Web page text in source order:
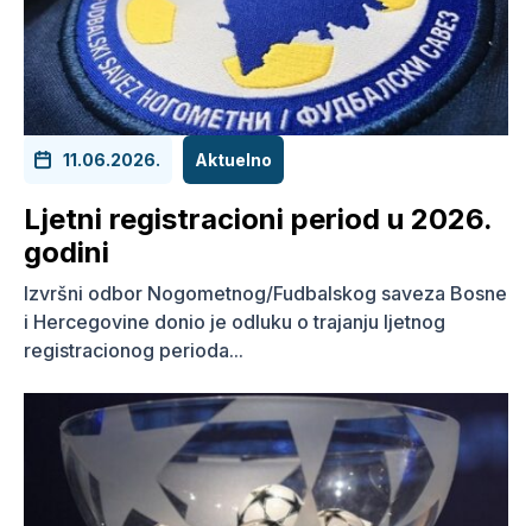
11.06.2026. Aktuelno
Ljetni registracioni period u 2026.
godini
Izvršni odbor Nogometnog/Fudbalskog saveza Bosne
i Hercegovine donio je odluku o trajanju ljetnog
registracionog perioda...